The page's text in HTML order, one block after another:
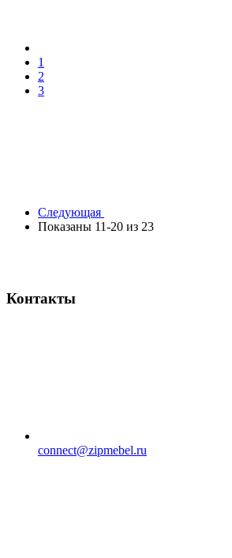
1
2
3
Следующая
Показаны 11-20 из 23
Контакты
connect@zipmebel.ru